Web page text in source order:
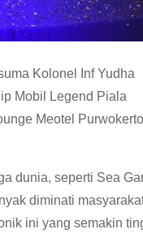
Kolonel Inf Yudha
Mobil Legend Piala
Meotel
dunia, seperti Sea
diminati
ini yang semakin